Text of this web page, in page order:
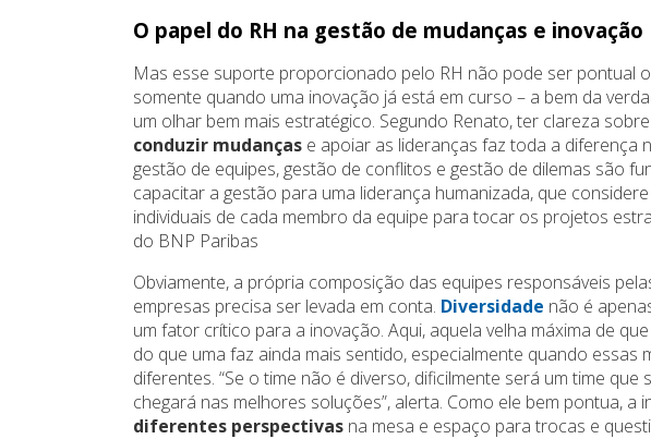
O papel do RH na gestão de mudanças e inovação
Mas esse suporte proporcionado pelo RH não pode ser pontual
somente quando uma inovação já está em curso – a bem da
um olhar bem mais estratégico. Segundo Renato, ter clareza
conduzir mudanças e apoiar as lideranças faz toda a diferença
gestão de equipes, gestão de conflitos e gestão de dilemas são
capacitar a gestão para uma liderança humanizada, que
individuais de cada membro da equipe para tocar os projetos
do BNP Paribas
Obviamente, a própria composição das equipes responsáveis
empresas precisa ser levada em conta. Diversidade não é
um fator crítico para a inovação. Aqui, aquela velha máxima de
do que uma faz ainda mais sentido, especialmente quando essas
diferentes. “Se o time não é diverso, dificilmente será um time
chegará nas melhores soluções”, alerta. Como ele bem pontua,
diferentes perspectivas na mesa e espaço para trocas e